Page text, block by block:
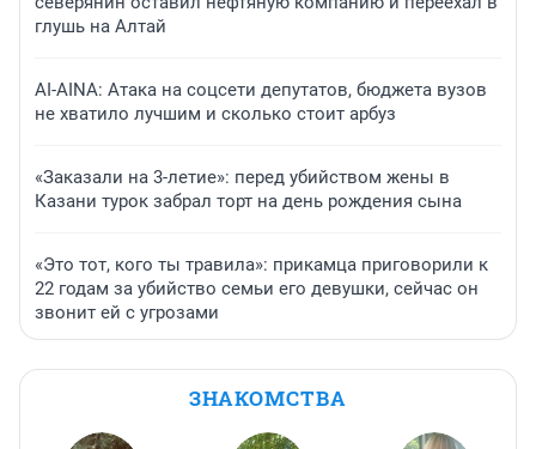
глушь на Алтай
AI-AINA: Атака на соцсети депутатов, бюджета вузов
не хватило лучшим и сколько стоит арбуз
«Заказали на 3-летие»: перед убийством жены в
Казани турок забрал торт на день рождения сына
«Это тот, кого ты травила»: прикамца приговорили к
22 годам за убийство семьи его девушки, сейчас он
звонит ей с угрозами
ЗНАКОМСТВА